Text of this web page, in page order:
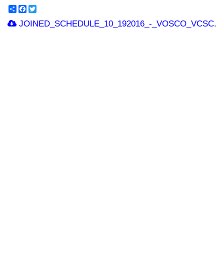
ShareFacebook
JOINED_SCHEDULE_10_192016_-